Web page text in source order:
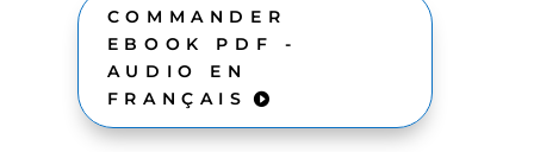
COMMANDER
EBOOK PDF -
AUDIO EN
FRANÇAIS